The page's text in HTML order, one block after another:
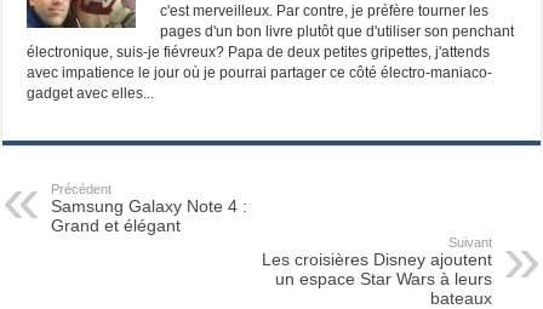
c'est merveilleux. Par contre, je préfère tourner les
pages d'un bon livre plutôt que d'utiliser son penchant
électronique, suis-je fiévreux? Papa de deux petites gripettes, j'attends
avec impatience le jour où je pourrai partager ce côté électro-maniaco-
gadget avec elles...
Précédent
Samsung Galaxy Note 4 :
Grand et élégant
Suivant
Les croisières Disney ajoutent
un espace Star Wars à leurs
bateaux